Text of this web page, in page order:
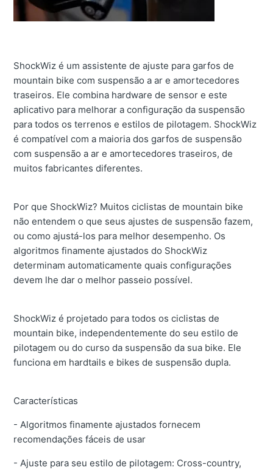
ShockWiz é um assistente de ajuste para garfos de
mountain bike com suspensão a ar e amortecedores
traseiros. Ele combina hardware de sensor e este
aplicativo para melhorar a configuração da suspensão
para todos os terrenos e estilos de pilotagem. ShockWiz
é compatível com a maioria dos garfos de suspensão
com suspensão a ar e amortecedores traseiros, de
muitos fabricantes diferentes.
Por que ShockWiz? Muitos ciclistas de mountain bike
não entendem o que seus ajustes de suspensão fazem,
ou como ajustá-los para melhor desempenho. Os
algoritmos finamente ajustados do ShockWiz
determinam automaticamente quais configurações
devem lhe dar o melhor passeio possível.
ShockWiz é projetado para todos os ciclistas de
mountain bike, independentemente do seu estilo de
pilotagem ou do curso da suspensão da sua bike. Ele
funciona em hardtails e bikes de suspensão dupla.
Características
- Algoritmos finamente ajustados fornecem
recomendações fáceis de usar
- Ajuste para seu estilo de pilotagem: Cross-country,